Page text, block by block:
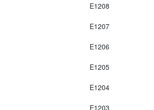
E1208
E1207
E1206
E1205
E1204
E1203